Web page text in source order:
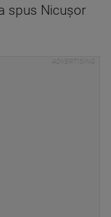
spus Nicuşor